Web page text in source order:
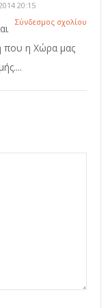
20:15
Σύνδεσμος σχολίου
που η Χώρα μας